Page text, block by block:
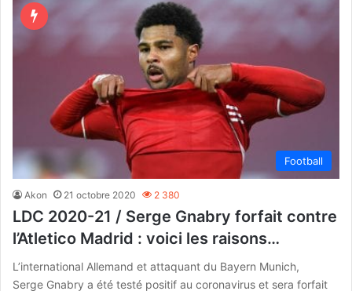
Football
Akon 21 octobre 2020 2 380
LDC 2020-21 / Serge Gnabry forfait contre
l’Atletico Madrid : voici les raisons…
L’international Allemand et attaquant du Bayern Munich,
Serge Gnabry a été testé positif au coronavirus et sera forfait